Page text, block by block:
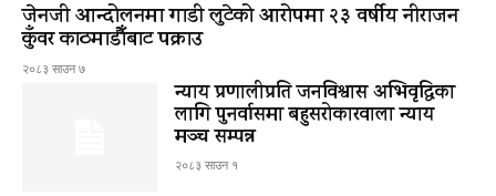
जेनजी आन्दोलनमा गाडी लुटेको आरोपमा २३ वर्षीय नीराजन
कुँवर काठमाडौँबाट पक्राउ
२०८३ साउन ७
न्याय प्रणालीप्रति जनविश्वास अभिवृद्धिका
लागि पुनर्वासमा बहुसरोकारवाला न्याय
मञ्च सम्पन्न
२०८३ साउन १